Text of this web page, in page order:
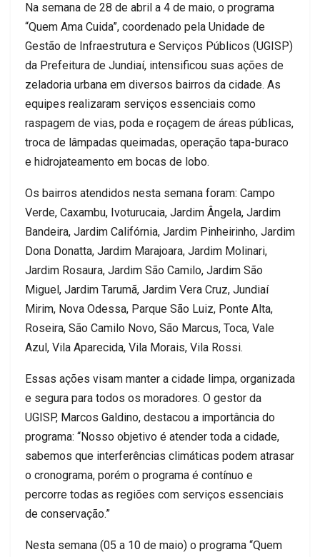
Na semana de 28 de abril a 4 de maio, o programa
“Quem Ama Cuida”, coordenado pela Unidade de
Gestão de Infraestrutura e Serviços Públicos (UGISP)
da Prefeitura de Jundiaí, intensificou suas ações de
zeladoria urbana em diversos bairros da cidade. As
equipes realizaram serviços essenciais como
raspagem de vias, poda e roçagem de áreas públicas,
troca de lâmpadas queimadas, operação tapa-buraco
e hidrojateamento em bocas de lobo.​
Os bairros atendidos nesta semana foram: Campo
Verde, Caxambu, Ivoturucaia, Jardim Ângela, Jardim
Bandeira, Jardim Califórnia, Jardim Pinheirinho, Jardim
Dona Donatta, Jardim Marajoara, Jardim Molinari,
Jardim Rosaura, Jardim São Camilo, Jardim São
Miguel, Jardim Tarumã, Jardim Vera Cruz, Jundiaí
Mirim, Nova Odessa, Parque São Luiz, Ponte Alta,
Roseira, São Camilo Novo, São Marcus, Toca, Vale
Azul, Vila Aparecida, Vila Morais, Vila Rossi.
Essas ações visam manter a cidade limpa, organizada
e segura para todos os moradores. O gestor da
UGISP, Marcos Galdino, destacou a importância do
programa:​ “Nosso objetivo é atender toda a cidade,
sabemos que interferências climáticas podem atrasar
o cronograma, porém o programa é contínuo e
percorre todas as regiões com serviços essenciais
de conservação.”
Nesta semana (05 a 10 de maio) o programa “Quem